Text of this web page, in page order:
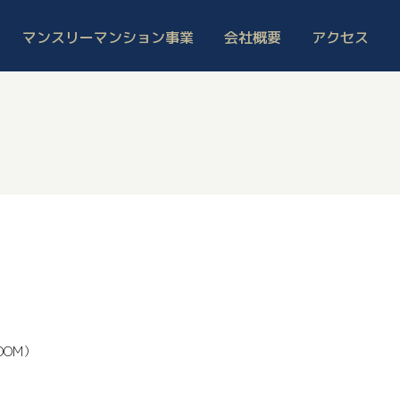
マンスリーマンション事業 会社概要 アクセス
）